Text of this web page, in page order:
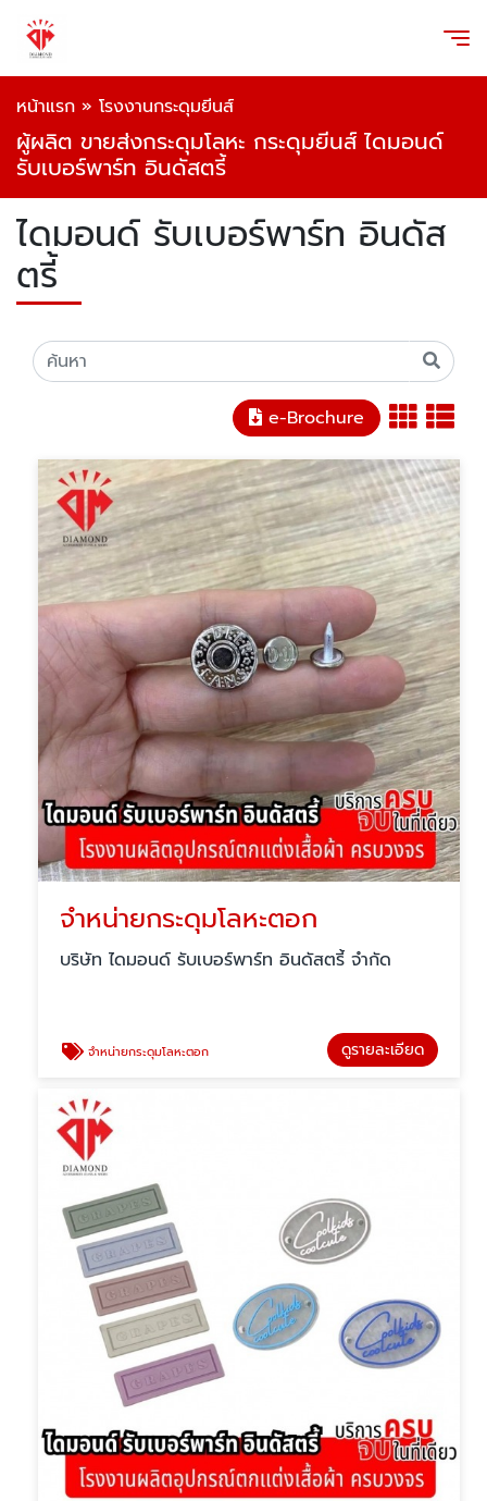
หน้าแรก » โรงงานกระดุมยีนส์
ผู้ผลิต ขายส่งกระดุมโลหะ กระดุมยีนส์ ไดมอนด์
รับเบอร์พาร์ท อินดัสตรี้
ไดมอนด์ รับเบอร์พาร์ท อินดัส
ตรี้
e-Brochure
จำหน่ายกระดุมโลหะตอก
บริษัท ไดมอนด์ รับเบอร์พาร์ท อินดัสตรี้ จำกัด
จำหน่ายกระดุมโลหะตอก ดูรายละเอียด